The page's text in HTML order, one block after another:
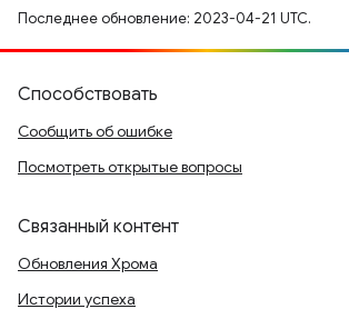
Последнее обновление: 2023-04-21 UTC.
Способствовать
Сообщить об ошибке
Посмотреть открытые вопросы
Связанный контент
Обновления Хрома
Истории успеха